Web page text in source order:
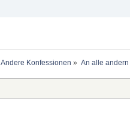
Andere Konfessionen » An alle andern